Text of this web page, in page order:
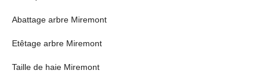
Abattage arbre Miremont
Etêtage arbre Miremont
Taille de haie Miremont